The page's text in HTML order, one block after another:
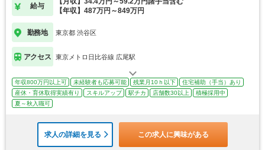
給与
【年収】487万円～849万円
勤務地 東京都 渋谷区
アクセス 東京メトロ日比谷線 広尾駅
年収800万円以上可 未経験者も応募可能 残業月10ｈ以下
住宅補助（手当）あり
産休・育休取得実績有り
スキルアップ 駅チカ 店舗数30以上
積極採用中
夏～秋入職可
求人の詳細を見る この求人に興味がある